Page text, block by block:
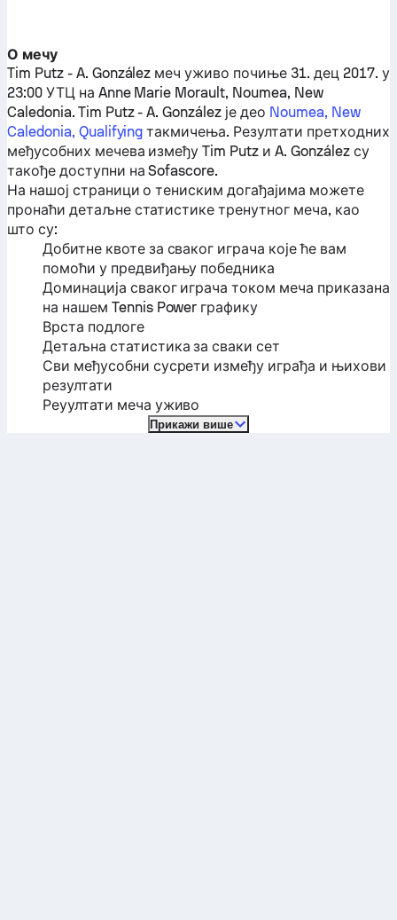
О мечу
Tim Putz- A. González меч уживо почиње 31. дец 2017. у
23:00 УТЦ на Anne Marie Morault, Noumea, New
Caledonia. Tim Putz-A. González је део Noumea, New
Caledonia, Qualifying такмичења. Резултати претходних
међусобних мечева измеђуTim Putz иA. Gonzálezсу
такође доступни на Sofascore.
На нашој страници о тениским догађајима можете
пронаћи детаљне статистике тренутног меча, као
што су:
Добитне квоте за сваког играча које ће вам
помоћи у предвиђању победника
Доминација сваког играча током меча приказана
на нашем Tennis Power графику
Врста подлоге
Детаљна статистика за сваки сет
Сви међусобни сусрети између играђа и њихови
резултати
Реуултати меча уживо
Прикажи више